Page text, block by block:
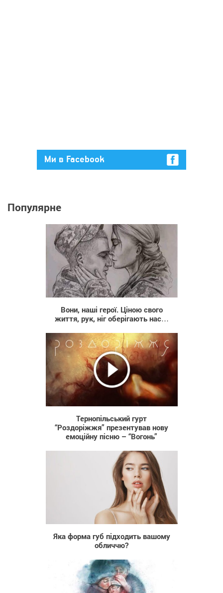
Ми в Facebook
Популярне
172
Вони, наші герої. Ціною свого
життя, рук, ніг оберігають нас…
694
Тернопільський гурт
“Роздоріжжя” презентував нову
емоційну пісню – “Вогонь”
60
Яка форма губ підходить вашому
обличчю?